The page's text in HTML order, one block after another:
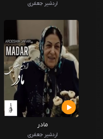
اردشیر جعفری
مادر
اردشیر جعفری